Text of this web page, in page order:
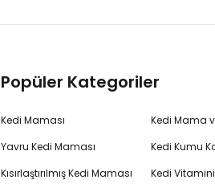
Popüler Kategoriler
Kedi Maması
Yavru Kedi Maması
Kısırlaştırılmış Kedi Maması
Kedi Mama
Kedi Kumu
Kedi Vitamini